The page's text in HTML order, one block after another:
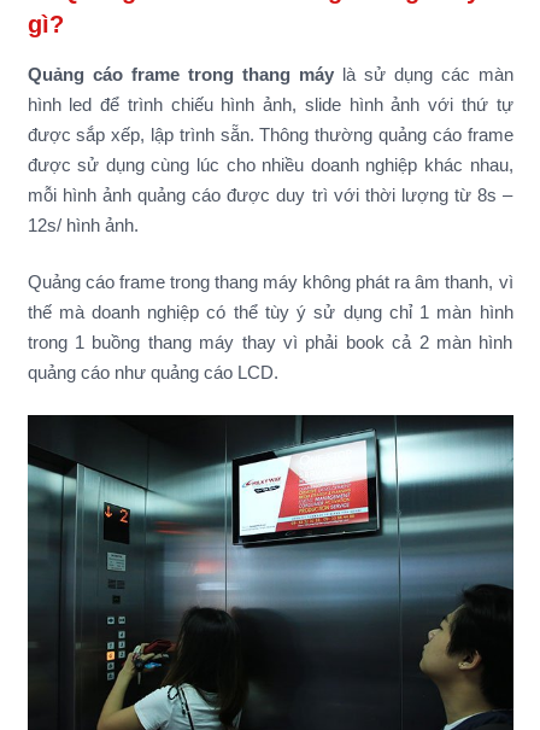
gì?
Quảng cáo frame trong thang máylà sử dụng các màn
hình led để trình chiếu hình ảnh, slide hình ảnh với thứ tự
được sắp xếp, lập trình sẵn. Thông thường quảng cáo frame
được sử dụng cùng lúc cho nhiều doanh nghiệp khác nhau,
mỗi hình ảnh quảng cáo được duy trì với thời lượng từ 8s –
12s/ hình ảnh.
Quảng cáo frame trong thang máy không phát ra âm thanh, vì
thế mà doanh nghiệp có thể tùy ý sử dụng chỉ 1 màn hình
trong 1 buồng thang máy thay vì phải book cả 2 màn hình
quảng cáo như quảng cáo LCD.